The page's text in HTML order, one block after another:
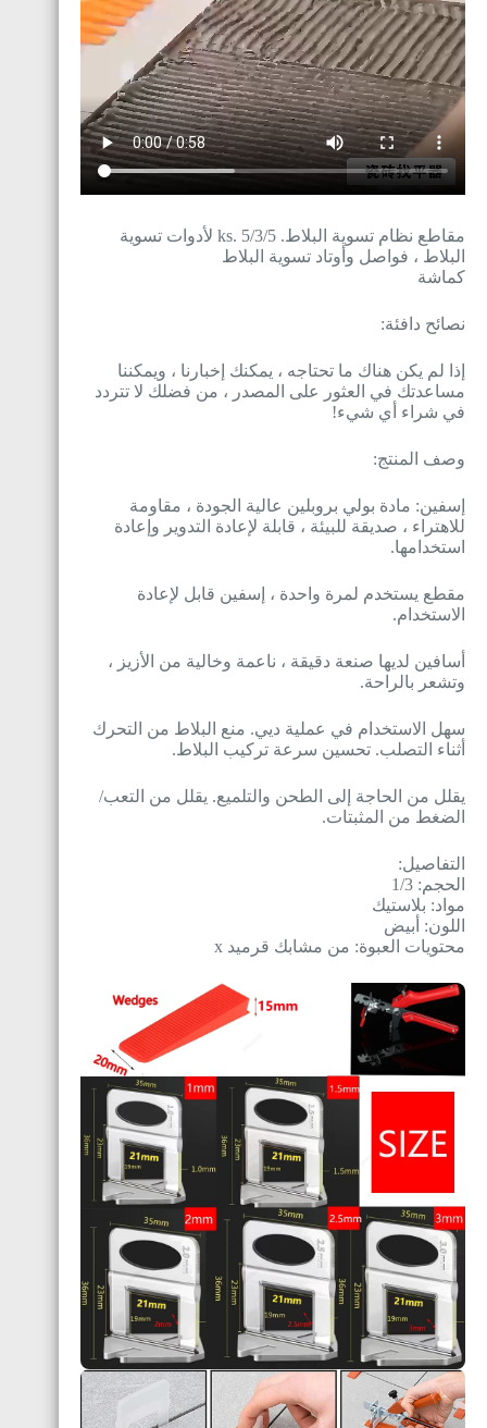
مقاطع نظام تسوية البلاط. 5/ks. 5/3 لأدوات تسوية
البلاط ، فواصل وأوتاد تسوية البلاط
كماشة
نصائح دافئة:
إذا لم يكن هناك ما تحتاجه ، يمكنك إخبارنا ، ويمكننا
مساعدتك في العثور على المصدر ، من فضلك لا تتردد
في شراء أي شيء!
وصف المنتج:
إسفين: مادة بولي بروبلين عالية الجودة ، مقاومة
للاهتراء ، صديقة للبيئة ، قابلة لإعادة التدوير وإعادة
استخدامها.
مقطع يستخدم لمرة واحدة ، إسفين قابل لإعادة
الاستخدام.
أسافين لديها صنعة دقيقة ، ناعمة وخالية من الأزيز ،
وتشعر بالراحة.
سهل الاستخدام في عملية ديي. منع البلاط من التحرك
أثناء التصلب. تحسين سرعة تركيب البلاط.
يقلل من الحاجة إلى الطحن والتلميع. يقلل من التعب/
الضغط من المثبتات.
التفاصيل:
الحجم: 1/3
مواد: بلاستيك
اللون: أبيض
محتويات العبوة: من مشابك قرميد x